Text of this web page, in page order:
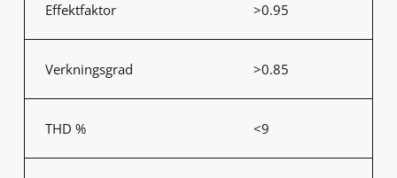
Effektfaktor >0.95
Verkningsgrad >0.85
THD % <9